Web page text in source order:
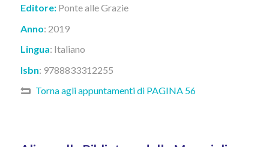
Editore: Ponte alle Grazie
Anno: 2019
Lingua: Italiano
Isbn: 9788833312255
Torna agli appuntamenti di PAGINA 56